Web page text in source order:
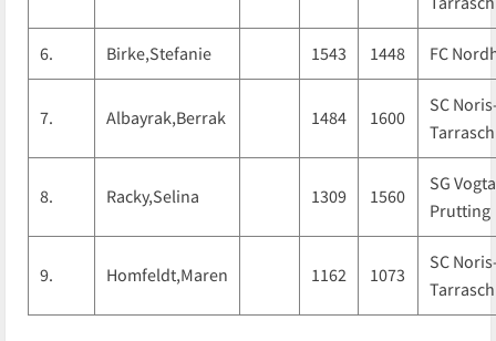
6. Birke,Stefanie 1543 1448 FC
7. Albayrak,Berrak 1484 1600
SC
8. Racky,Selina 1309 1560
SG
Prutting
9. Homfeldt,Maren 1162 1073
SC